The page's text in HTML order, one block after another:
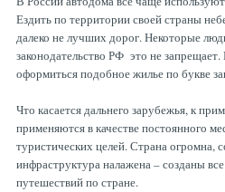
Ездить по территории своей страны
далеко не лучших дорог. Некоторые
законодательство РФ это не
оформиться подобное жилье по букве
Что касается дальнего зарубежья, к
применяются в качестве постоянного
туристических целей. Страна огромна,
инфраструктура налажена – созданы
путешествий по стране.